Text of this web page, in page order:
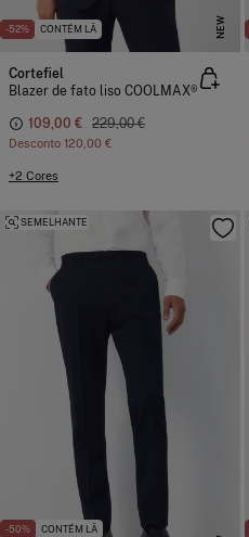
-52% CONTÉM LÃ NEW
Cortefiel
Blazer de fato liso COOLMAX®
109,00 € 229,00 €
Desconto 120,00 €
+2 Cores
-50% CONTÉM LÃ
SEMELHANTE